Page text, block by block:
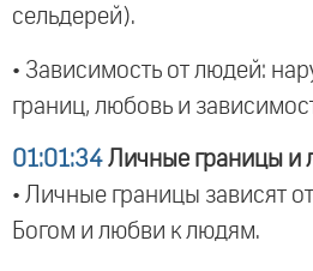
сельдерей).
• Зависимость от людей:
границ, любовь и
01:01:34 Личные границы и
• Личные границы зависят
Богом и любви к людям.